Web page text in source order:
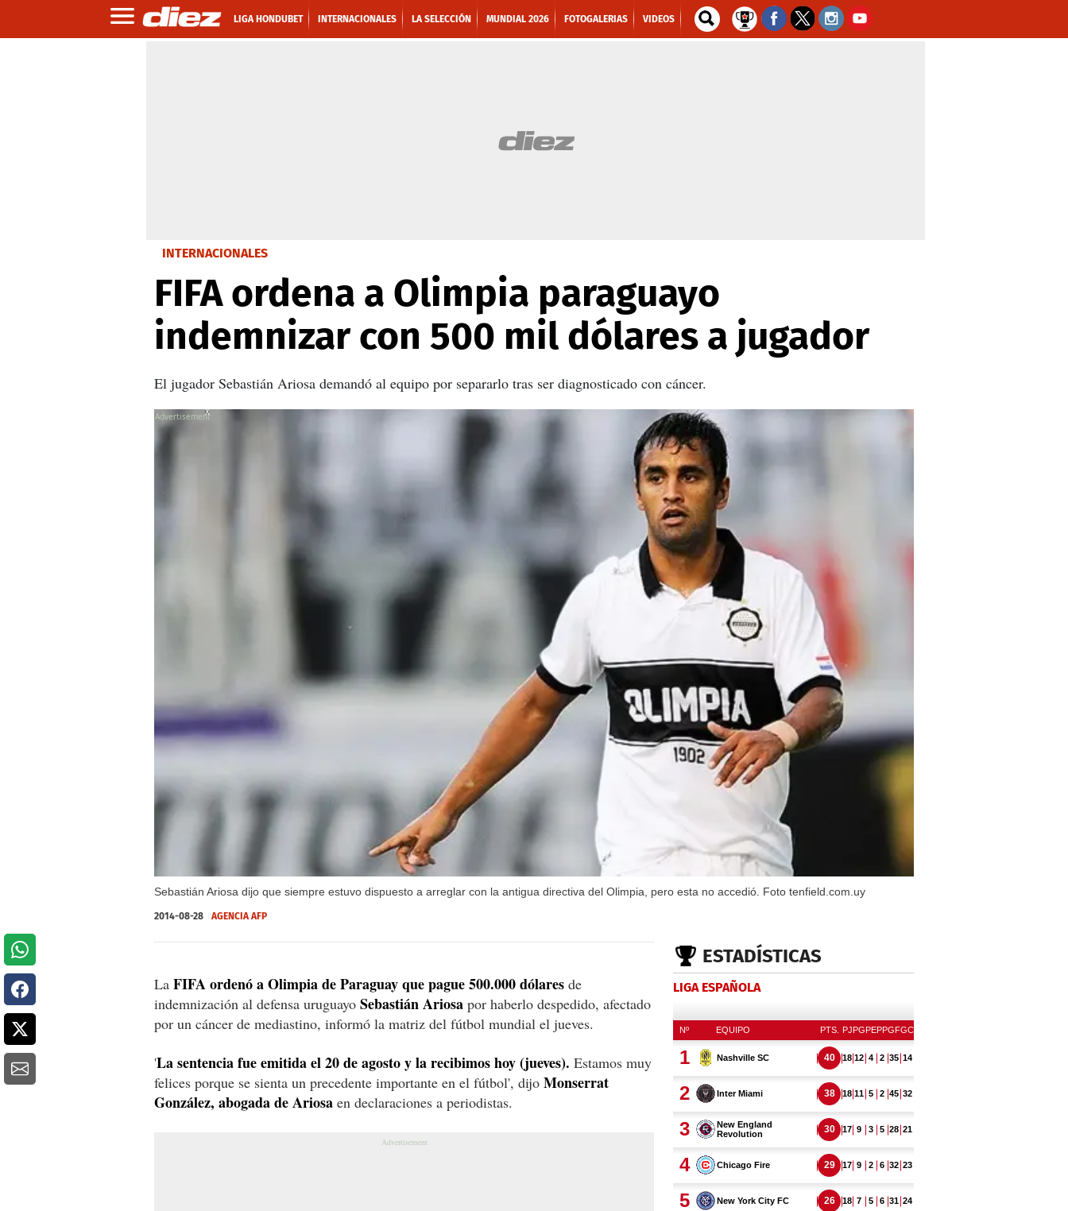
LIGA HONDUBET INTERNACIONALES LA SELECCIÓN MUNDIAL 2026 FOTOGALERIAS VIDEOS
INTERNACIONALES
FIFA ordena a Olimpia paraguayo
indemnizar con 500 mil dólares a jugador
El jugador Sebastián Ariosa demandó al equipo por separarlo tras ser diagnosticado con cáncer.
Sebastián Ariosa dijo que siempre estuvo dispuesto a arreglar con la antigua directiva del Olimpia, pero esta no accedió. Foto tenfield.com.uy
X
2014-08-28 AGENCIA AFP
La FIFA ordenó a Olimpia de Paraguay que pague 500.000 dólares de
indemnización al defensa uruguayo Sebastián Ariosa por haberlo despedido, afectado
por un cáncer de mediastino, informó la matriz del fútbol mundial el jueves.
'La sentencia fue emitida el 20 de agosto y la recibimos hoy (jueves). Estamos muy
felices porque se sienta un precedente importante en el fútbol', dijo Monserrat
González, abogada de Ariosa en declaraciones a periodistas.
ESTADÍSTICAS
LIGA ESPAÑOLA